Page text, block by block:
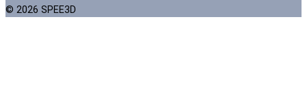
© 2026 SPEE3D